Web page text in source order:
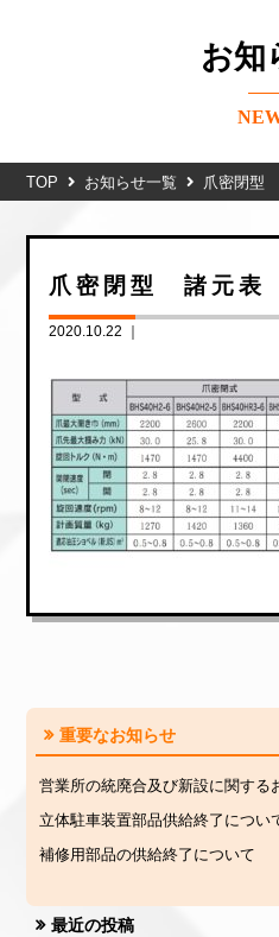
お知
TOP お知らせ一覧 爪密閉
爪密閉型 諸元
2020.10.22 ｜
重要なお知らせ
営業所の統廃合及び新設に関する
立体駐車装置部品供給終了につい
補修用部品の供給終了について
最近の投稿